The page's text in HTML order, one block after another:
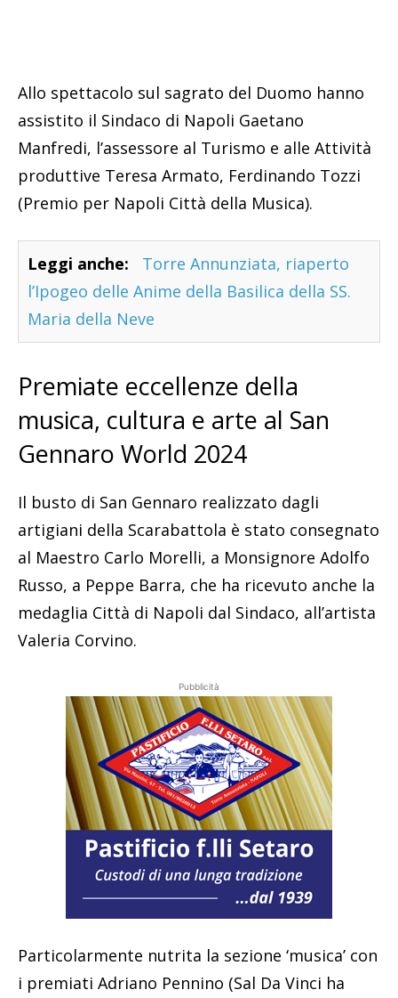
Allo spettacolo sul sagrato del Duomo hanno
assistito il Sindaco di Napoli Gaetano
Manfredi, l’assessore al Turismo e alle Attività
produttive Teresa Armato, Ferdinando Tozzi
(Premio per Napoli Città della Musica).
Leggi anche:
Torre Annunziata, riaperto
l’Ipogeo delle Anime della Basilica della SS.
Maria della Neve
Premiate eccellenze della
musica, cultura e arte al San
Gennaro World 2024
Il busto di San Gennaro realizzato dagli
artigiani della Scarabattola è stato consegnato
al Maestro Carlo Morelli, a Monsignore Adolfo
Russo, a Peppe Barra, che ha ricevuto anche la
medaglia Città di Napoli dal Sindaco, all’artista
Valeria Corvino.
Pubblicità
Particolarmente nutrita la sezione ‘musica’ con
i premiati Adriano Pennino (Sal Da Vinci ha